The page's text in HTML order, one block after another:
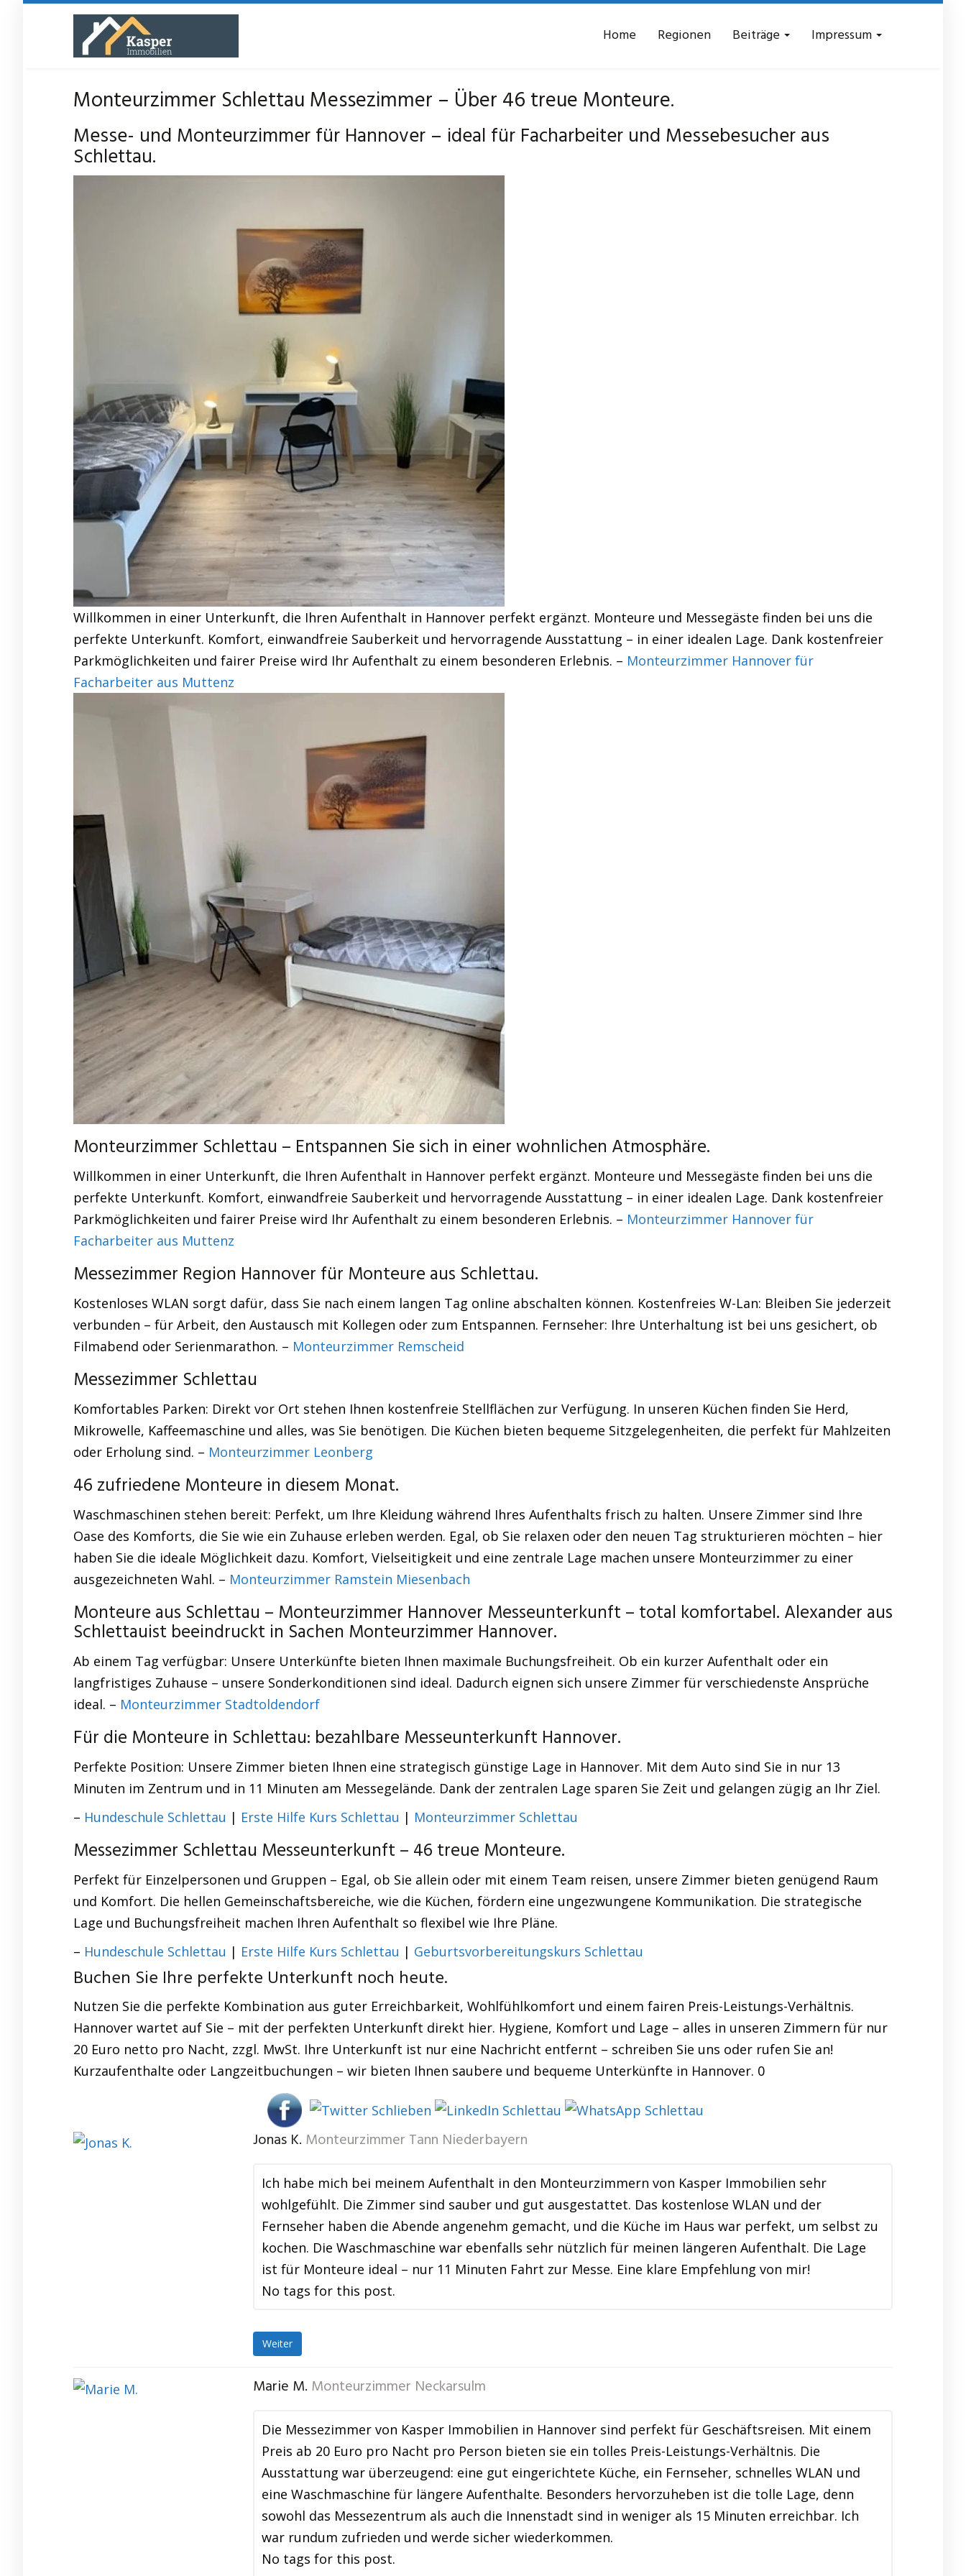
Home Regionen Beiträge Impressum
Monteurzimmer Schlettau Messezimmer – Über 46 treue Monteure.
Messe- und Monteurzimmer für Hannover – ideal für Facharbeiter und Messebesucher aus
Schlettau.
Willkommen in einer Unterkunft, die Ihren Aufenthalt in Hannover perfekt ergänzt. Monteure und Messegäste finden bei uns die
perfekte Unterkunft. Komfort, einwandfreie Sauberkeit und hervorragende Ausstattung – in einer idealen Lage. Dank kostenfreier
Parkmöglichkeiten und fairer Preise wird Ihr Aufenthalt zu einem besonderen Erlebnis. – Monteurzimmer Hannover für
Facharbeiter aus Muttenz
Monteurzimmer Schlettau – Entspannen Sie sich in einer wohnlichen Atmosphäre.
Willkommen in einer Unterkunft, die Ihren Aufenthalt in Hannover perfekt ergänzt. Monteure und Messegäste finden bei uns die
perfekte Unterkunft. Komfort, einwandfreie Sauberkeit und hervorragende Ausstattung – in einer idealen Lage. Dank kostenfreier
Parkmöglichkeiten und fairer Preise wird Ihr Aufenthalt zu einem besonderen Erlebnis. – Monteurzimmer Hannover für
Facharbeiter aus Muttenz
Messezimmer Region Hannover für Monteure aus Schlettau.
Kostenloses WLAN sorgt dafür, dass Sie nach einem langen Tag online abschalten können. Kostenfreies W-Lan: Bleiben Sie jederzeit
verbunden – für Arbeit, den Austausch mit Kollegen oder zum Entspannen. Fernseher: Ihre Unterhaltung ist bei uns gesichert, ob
Filmabend oder Serienmarathon. – Monteurzimmer Remscheid
Messezimmer Schlettau
Komfortables Parken: Direkt vor Ort stehen Ihnen kostenfreie Stellflächen zur Verfügung. In unseren Küchen finden Sie Herd,
Mikrowelle, Kaffeemaschine und alles, was Sie benötigen. Die Küchen bieten bequeme Sitzgelegenheiten, die perfekt für Mahlzeiten
oder Erholung sind. – Monteurzimmer Leonberg
46 zufriedene Monteure in diesem Monat.
Waschmaschinen stehen bereit: Perfekt, um Ihre Kleidung während Ihres Aufenthalts frisch zu halten. Unsere Zimmer sind Ihre
Oase des Komforts, die Sie wie ein Zuhause erleben werden. Egal, ob Sie relaxen oder den neuen Tag strukturieren möchten – hier
haben Sie die ideale Möglichkeit dazu. Komfort, Vielseitigkeit und eine zentrale Lage machen unsere Monteurzimmer zu einer
ausgezeichneten Wahl. – Monteurzimmer Ramstein Miesenbach
Monteure aus Schlettau – Monteurzimmer Hannover Messeunterkunft – total komfortabel. Alexander aus
Schlettauist beeindruckt in Sachen Monteurzimmer Hannover.
Ab einem Tag verfügbar: Unsere Unterkünfte bieten Ihnen maximale Buchungsfreiheit. Ob ein kurzer Aufenthalt oder ein
langfristiges Zuhause – unsere Sonderkonditionen sind ideal. Dadurch eignen sich unsere Zimmer für verschiedenste Ansprüche
ideal. – Monteurzimmer Stadtoldendorf
Für die Monteure in Schlettau: bezahlbare Messeunterkunft Hannover.
Perfekte Position: Unsere Zimmer bieten Ihnen eine strategisch günstige Lage in Hannover. Mit dem Auto sind Sie in nur 13
Minuten im Zentrum und in 11 Minuten am Messegelände. Dank der zentralen Lage sparen Sie Zeit und gelangen zügig an Ihr Ziel.
– Hundeschule Schlettau | Erste Hilfe Kurs Schlettau | Monteurzimmer Schlettau
Messezimmer Schlettau Messeunterkunft – 46 treue Monteure.
Perfekt für Einzelpersonen und Gruppen – Egal, ob Sie allein oder mit einem Team reisen, unsere Zimmer bieten genügend Raum
und Komfort. Die hellen Gemeinschaftsbereiche, wie die Küchen, fördern eine ungezwungene Kommunikation. Die strategische
Lage und Buchungsfreiheit machen Ihren Aufenthalt so flexibel wie Ihre Pläne.
– Hundeschule Schlettau | Erste Hilfe Kurs Schlettau | Geburtsvorbereitungskurs Schlettau
Buchen Sie Ihre perfekte Unterkunft noch heute.
Nutzen Sie die perfekte Kombination aus guter Erreichbarkeit, Wohlfühlkomfort und einem fairen Preis-Leistungs-Verhältnis.
Hannover wartet auf Sie – mit der perfekten Unterkunft direkt hier. Hygiene, Komfort und Lage – alles in unseren Zimmern für nur
20 Euro netto pro Nacht, zzgl. MwSt. Ihre Unterkunft ist nur eine Nachricht entfernt – schreiben Sie uns oder rufen Sie an!
Kurzaufenthalte oder Langzeitbuchungen – wir bieten Ihnen saubere und bequeme Unterkünfte in Hannover. 0
Jonas K. Monteurzimmer Tann Niederbayern
Ich habe mich bei meinem Aufenthalt in den Monteurzimmern von Kasper Immobilien sehr
wohlgefühlt. Die Zimmer sind sauber und gut ausgestattet. Das kostenlose WLAN und der
Fernseher haben die Abende angenehm gemacht, und die Küche im Haus war perfekt, um selbst zu
kochen. Die Waschmaschine war ebenfalls sehr nützlich für meinen längeren Aufenthalt. Die Lage
ist für Monteure ideal – nur 11 Minuten Fahrt zur Messe. Eine klare Empfehlung von mir!
No tags for this post.
Weiter
Marie M. Monteurzimmer Neckarsulm
Die Messezimmer von Kasper Immobilien in Hannover sind perfekt für Geschäftsreisen. Mit einem
Preis ab 20 Euro pro Nacht pro Person bieten sie ein tolles Preis-Leistungs-Verhältnis. Die
Ausstattung war überzeugend: eine gut eingerichtete Küche, ein Fernseher, schnelles WLAN und
eine Waschmaschine für längere Aufenthalte. Besonders hervorzuheben ist die tolle Lage, denn
sowohl das Messezentrum als auch die Innenstadt sind in weniger als 15 Minuten erreichbar. Ich
war rundum zufrieden und werde sicher wiederkommen.
No tags for this post.